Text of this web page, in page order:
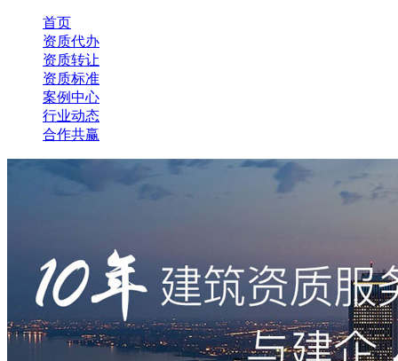
首页
资质代办
资质转让
资质标准
案例中心
行业动态
合作共赢